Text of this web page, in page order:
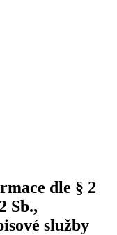
dle § 2
Sb.,
služby